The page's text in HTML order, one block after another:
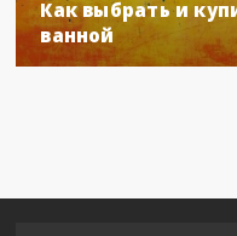
Как выбрать и
ванной